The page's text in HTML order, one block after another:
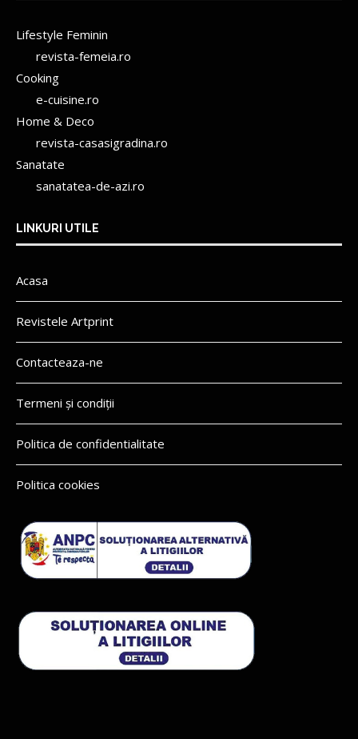
Lifestyle Feminin
revista-femeia.ro
Cooking
e-cuisine.ro
Home & Deco
revista-casasigradina.ro
Sanatate
sanatatea-de-azi.ro
LINKURI UTILE
Acasa
Revistele Artprint
Contacteaza-ne
Termeni și condiții
Politica de confidentialitate
Politica cookies